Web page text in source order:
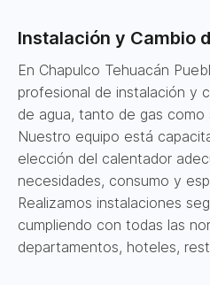
Instalación y Cambio
En Chapulco Tehuacán
profesional de instalación y
de agua, tanto de gas como
Nuestro equipo está
elección del calentador
necesidades, consumo y
Realizamos instalaciones
cumpliendo con todas las
departamentos, hoteles,